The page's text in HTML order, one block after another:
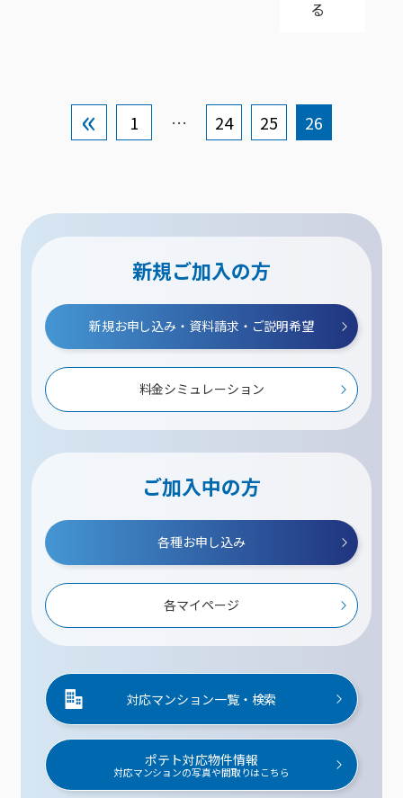
る
1 … 24 25 26
新規ご加入の方
新規お申し込み・資料請求・ご説明希望
料金シミュレーション
ご加入中の方
各種お申し込み
各マイページ
対応マンション一覧・検索
ポテト対応物件情報
対応マンションの写真や間取りはこちら